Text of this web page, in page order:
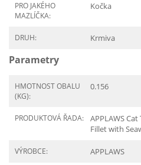
PRO JAKÉHO
MAZLÍČKA:
Kočka
DRUH: Krmiva
Parametry
HMOTNOST OBALU
(KG):
0.156
PRODUKTOVÁ ŘADA:
APPLAWS
Fillet with
VÝROBCE: APPLAWS